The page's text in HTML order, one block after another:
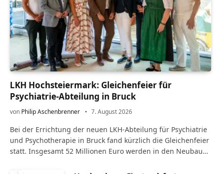
LKH Hochsteiermark: Gleichenfeier für
Psychiatrie-Abteilung in Bruck
von Philip Aschenbrenner 7. August 2026
Bei der Errichtung der neuen LKH-Abteilung für Psychiatrie
und Psychotherapie in Bruck fand kürzlich die Gleichenfeier
statt. Insgesamt 52 Millionen Euro werden in den Neubau